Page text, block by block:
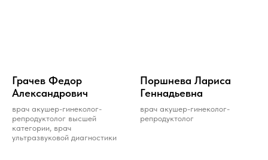
Грачев Федор
Александрович
врач акушер-гинеколог-
репродуктолог высшей
категории, врач
ультразвуковой диагностики
Поршневa Лaрисa
Геннaдьевнa
врач акушер-гинеколог-
репродуктолог